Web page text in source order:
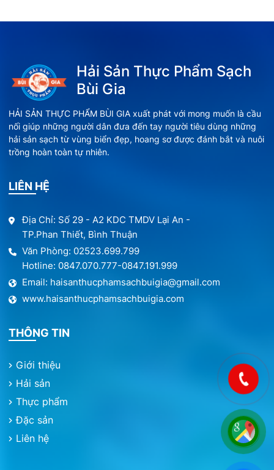
Hải Sản Thực Phẩm Sạch
Bùi Gia
HẢI SẢN THỰC PHẨM BÙI GIA xuất phát với mong muốn là cầu
nối giúp những người dân đưa đến tay người tiêu dùng những
hải sản sạch từ vùng biển đẹp, hoang sơ được đánh bắt và nuôi
trồng hoàn toàn tự nhiên.
LIÊN HỆ
Địa Chỉ: Số 29 - A2 KDC TMDV Lại An -
TP.Phan Thiết, Bình Thuận
Văn Phòng: 02523.699.799
Hotline: 0847.070.777-0847.191.999
Email: haisanthucphamsachbuigia@gmail.com
www.haisanthucphamsachbuigia.com
THÔNG TIN
Giới thiệu
Hải sản
Thực phẩm
Đặc sản
Liên hệ